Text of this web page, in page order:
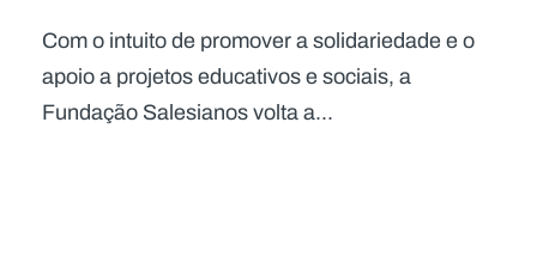
Com o intuito de promover a solidariedade e o
apoio a projetos educativos e sociais, a
Fundação Salesianos volta a...